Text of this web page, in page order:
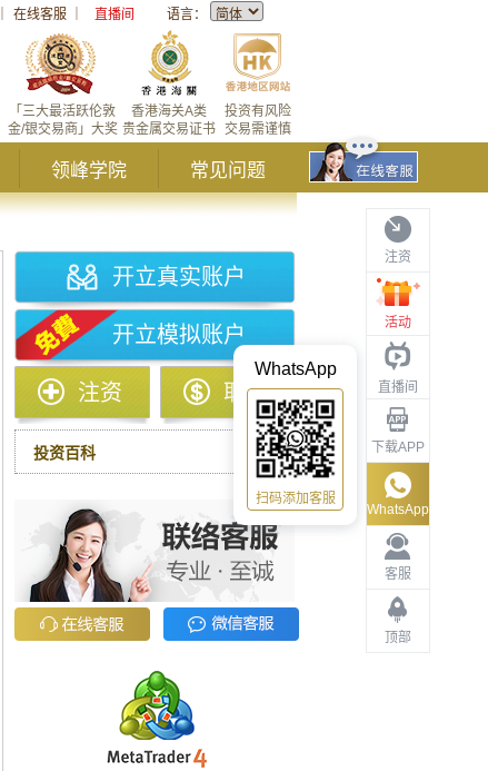
在线客服 直播间 语言：
投资有风险
交易需谨慎
香港海关A类
贵金属交易证书
「三大最活跃伦敦
金/银交易商」大奖
领峰学院 常见问题
注资
活动
直播间
下载APP
客服
顶部
WhatsApp
WhatsApp
扫码添加客服
开立真实账户
开立模拟账户
注资 取款
投资百科